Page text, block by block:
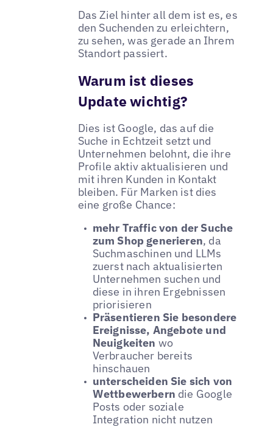
Das Ziel hinter all dem ist es, es
den Suchenden zu erleichtern,
zu sehen, was gerade an Ihrem
Standort passiert.
Warum ist dieses
Update wichtig?
Dies ist Google, das auf die
Suche in Echtzeit setzt und
Unternehmen belohnt, die ihre
Profile aktiv aktualisieren und
mit ihren Kunden in Kontakt
bleiben. Für Marken ist dies
eine große Chance:
mehr Traffic von der Suche
zum Shop generieren, da
Suchmaschinen und LLMs
zuerst nach aktualisierten
Unternehmen suchen und
diese in ihren Ergebnissen
priorisieren
Präsentieren Sie besondere
Ereignisse, Angebote und
Neuigkeiten wo
Verbraucher bereits
hinschauen
unterscheiden Sie sich von
Wettbewerbern die Google
Posts oder soziale
Integration nicht nutzen